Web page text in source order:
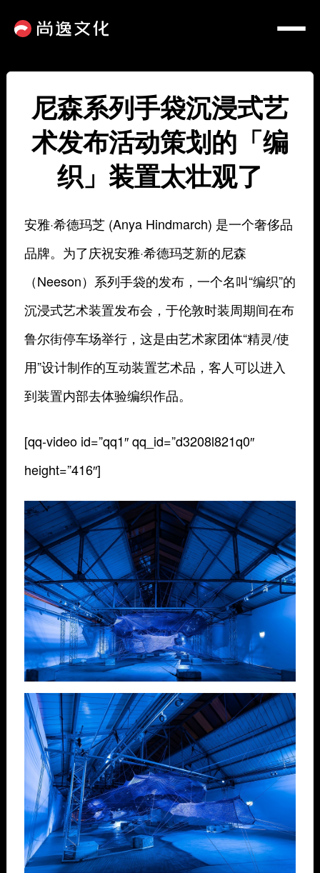
尼森系列手袋沉浸式艺
术发布活动策划的「编
织」装置太壮观了
安雅·希德玛芝 (Anya Hindmarch) 是一个奢侈品
品牌。为了庆祝安雅·希德玛芝新的尼森
（Neeson）系列手袋的发布，一个名叫“编织”的
沉浸式艺术装置发布会，于伦敦时装周期间在布
鲁尔街停车场举行，这是由艺术家团体“精灵/使
用”设计制作的互动装置艺术品，客人可以进入
到装置内部去体验编织作品。
[qq-video id=”qq1″ qq_id=”d3208l821q0″
height=”416″]